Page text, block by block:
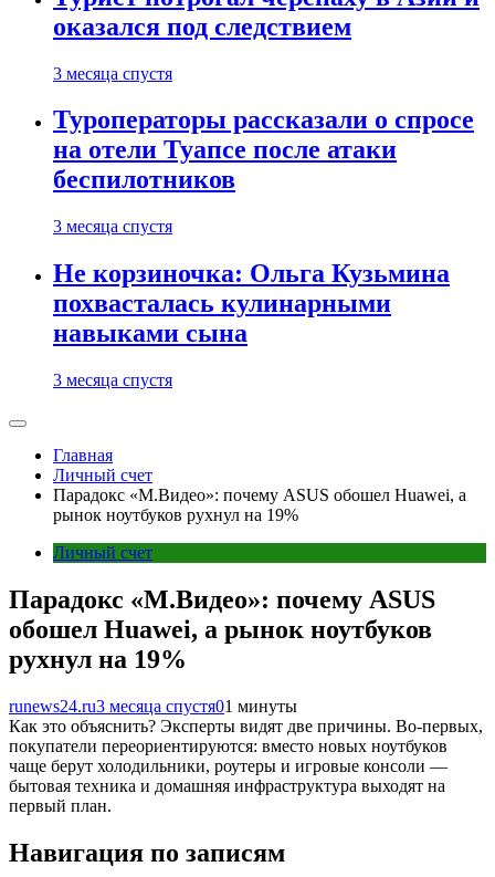
оказался под следствием
3 месяца спустя
Туроператоры рассказали о спросе
на отели Туапсе после атаки
беспилотников
3 месяца спустя
Не корзиночка: Ольга Кузьмина
похвасталась кулинарными
навыками сына
3 месяца спустя
Главная
Личный счет
Парадокс «М.Видео»: почему ASUS обошел Huawei, а
рынок ноутбуков рухнул на 19%
Личный счет
Парадокс «М.Видео»: почему ASUS
обошел Huawei, а рынок ноутбуков
рухнул на 19%
runews24.ru3 месяца спустя01 минуты
Как это объяснить? Эксперты видят две причины. Во-первых,
покупатели переориентируются: вместо новых ноутбуков
чаще берут холодильники, роутеры и игровые консоли —
бытовая техника и домашняя инфраструктура выходят на
первый план.
Навигация по записям